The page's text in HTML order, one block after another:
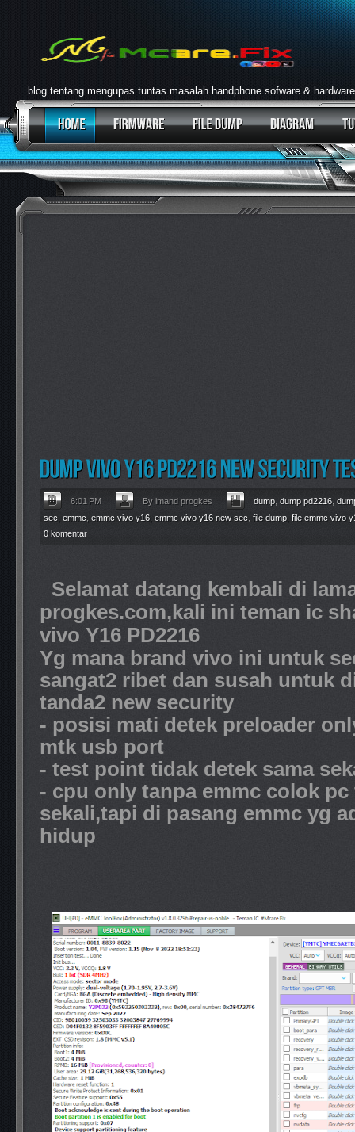
blog tentang mengupas tuntas masalah handphone sofware & hardware
6:01 PM By imand progkes dump dump pd2216
sec emmc emmc vivo y16 emmc vivo y16 new sec file dump file emmc vivo
0 komentar
Selamat datang kembali di
progkes.com,kali ini teman ic
vivo Y16 PD2216
Yg mana brand vivo ini untuk
sangat2 ribet dan susah untuk
tanda2 new security
- posisi mati detek preloader
mtk usb port
- test point tidak detek sama
- cpu only tanpa emmc colok pc
sekali,tapi di pasang emmc yg
hidup